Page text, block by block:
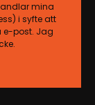
mina
i syfte att
e-post. Jag